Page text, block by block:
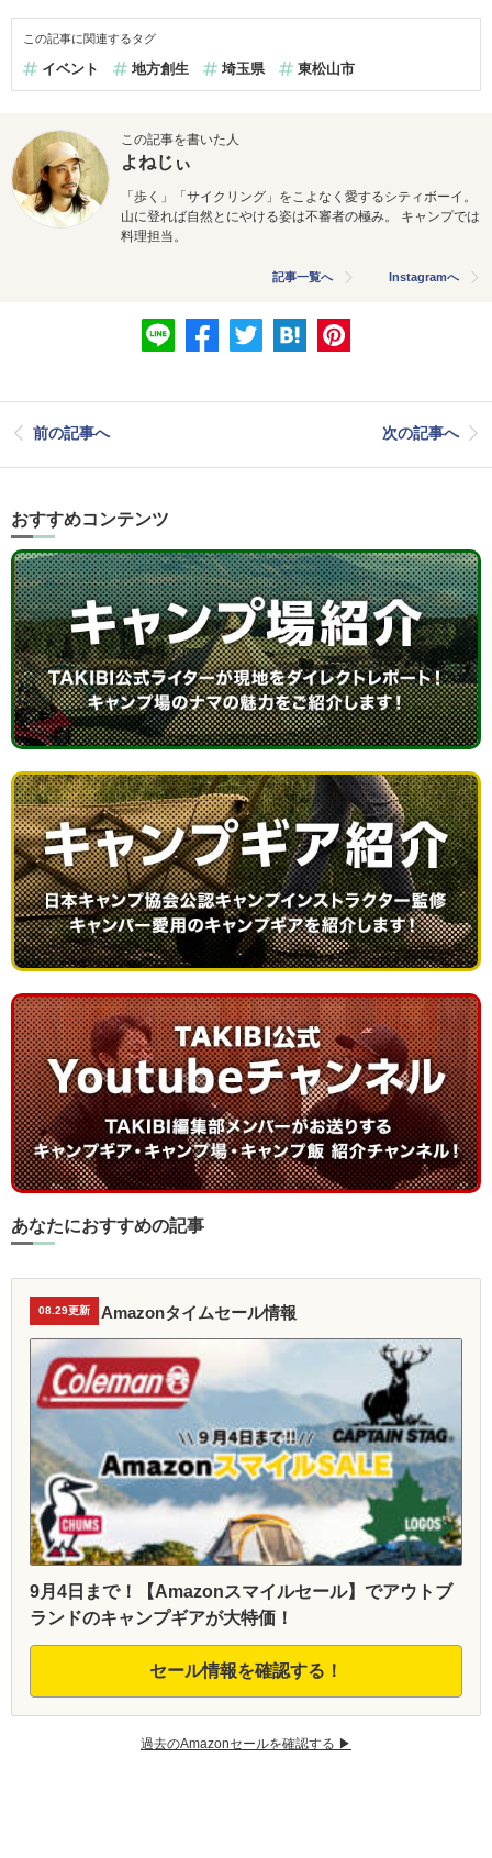
この記事に関連するタグ
イベント 地方創生 埼玉県 東松山市
この記事を書いた人
よねじぃ
「歩く」「サイクリング」をこよなく愛するシティボーイ。
山に登れば自然とにやける姿は不審者の極み。 キャンプでは
料理担当。
記事一覧へ Instagramへ
前の記事へ 次の記事へ
おすすめコンテンツ
あなたにおすすめの記事
08.29更新 Amazonタイムセール情報
9月4日まで！【Amazonスマイルセール】でアウトブ
ランドのキャンプギアが大特価！
セール情報を確認する！
過去のAmazonセールを確認する ▶︎